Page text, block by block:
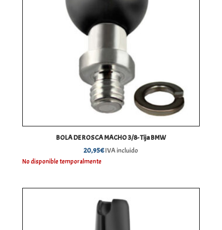
BOLA DE ROSCA MACHO 3/8- Tija BMW
20,95€IVA incluido
No disponible temporalmente